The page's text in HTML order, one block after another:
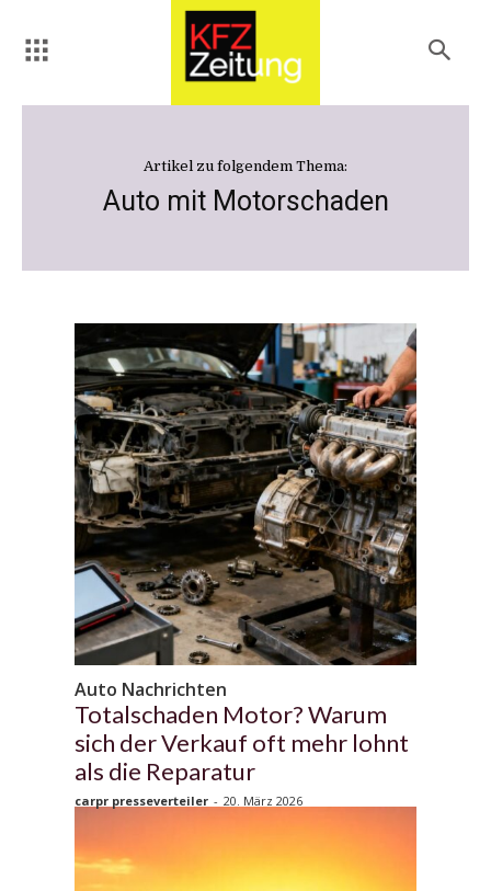
Artikel zu folgendem Thema:
Auto mit Motorschaden
Auto Nachrichten
Totalschaden Motor? Warum
sich der Verkauf oft mehr lohnt
als die Reparatur
carpr presseverteiler - 20. März 2026